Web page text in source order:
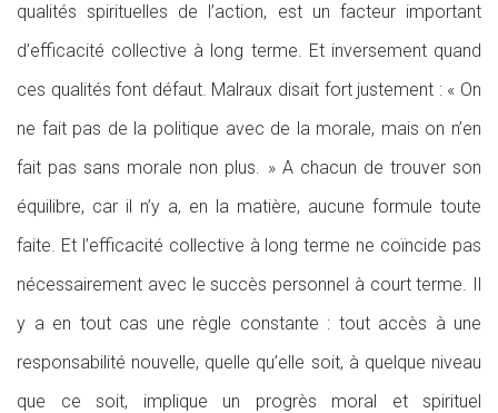
qualités spirituelles de l’action, est un facteur important
d’efficacité collective à long terme. Et inversement quand
ces qualités font défaut. Malraux disait fort justement : « On
ne fait pas de la politique avec de la morale, mais on n’en
fait pas sans morale non plus. » A chacun de trouver son
équilibre, car il n’y a, en la matière, aucune formule toute
faite. Et l’efficacité collective à long terme ne coïncide pas
nécessairement avec le succès personnel à court terme. Il
y a en tout cas une règle constante : tout accès à une
responsabilité nouvelle, quelle qu’elle soit, à quelque niveau
que ce soit, implique un progrès moral et spirituel